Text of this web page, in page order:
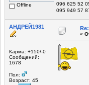
Offline
096 625 52
095 949 57
АНДРЕЙ1981
Карма: +150/-0
Сообщений:
1678
Пол:
Возраст: 45
«